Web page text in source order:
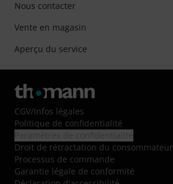
Nous contacter
Vente en magasin
Aperçu du service
CGV/Infos légales
Politique de confidentialité
Droit de rétractation du consommateur
Processus de commande
Garantie légale de conformité